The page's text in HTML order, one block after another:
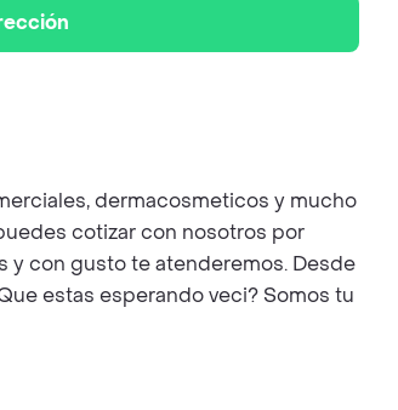
dermacosmeticos y mucho
cotizar con nosotros por
y con gusto te atenderemos. Desde
estas esperando veci? Somos tu